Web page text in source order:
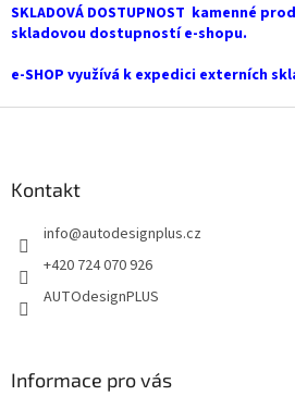
í
p
v
y
SKLADOVÁ DOSTUPNOST kamenné
skladovou dostupností e-shopu.
e-SHOP využívá k expedici externích
Kontakt
info@autodesignplus.cz
+420 724 070 926
AUTOdesignPLUS
Informace pro vás